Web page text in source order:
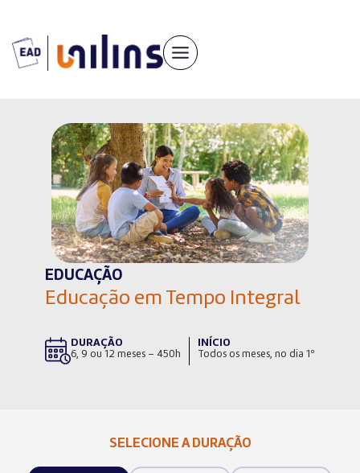
conteúdo
EDUCAÇÃO
Educação em Tempo Integral
DURAÇÃO
6, 9 ou 12 meses – 450h
INÍCIO
Todos os meses, no dia 1º
SELECIONE A DURAÇÃO